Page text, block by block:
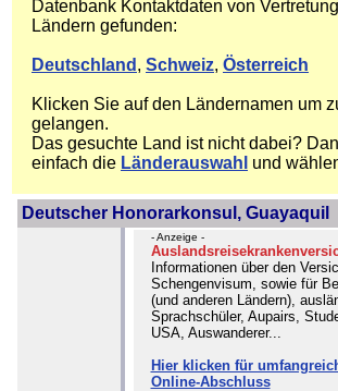
Datenbank Kontaktdaten von
Ländern gefunden:
Deutschland , Schweiz, Österreich
Klicken Sie auf den Ländernamen um
gelangen.
Das gesuchte Land ist nicht dabei?
einfach die Länderauswahl und
Deutscher Honorarkonsul, Guayaquil
- Anzeige -
Informationen über den
Schengenvisum, sowie für
(und anderen Ländern),
Sprachschüler, Aupairs,
USA, Auswanderer...
Hier klicken für
Online-Abschluss